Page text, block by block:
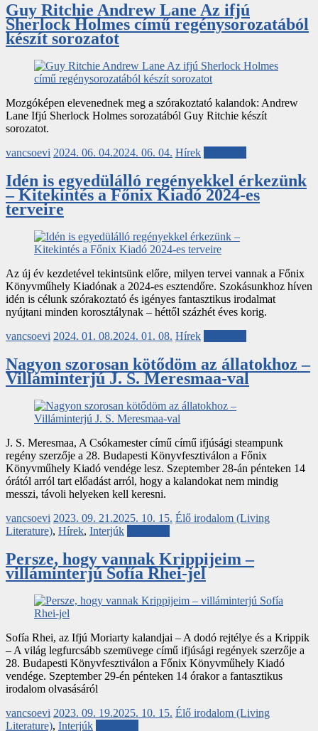
Guy Ritchie Andrew Lane Az ifjú
Sherlock Holmes című regénysorozatából
készít sorozatot
Mozgóképen elevenednek meg a szórakoztató kalandok: Andrew
Lane Ifjú Sherlock Holmes sorozatából Guy Ritchie készít
sorozatot.
vancsoevi 2024. 06. 04.2024. 06. 04. Hírek
Idén is egyedülálló regényekkel érkezünk
– Kitekintés a Főnix Kiadó 2024-es
terveire
Az új év kezdetével tekintsünk előre, milyen tervei vannak a Főnix
Könyvműhely Kiadónak a 2024-es esztendőre. Szokásunkhoz híven
idén is célunk szórakoztató és igényes fantasztikus irodalmat
nyújtani minden korosztálynak – héttől százhét éves korig.
vancsoevi 2024. 01. 08.2024. 01. 08. Hírek
Nagyon szorosan kötődöm az állatokhoz –
Villáminterjú J. S. Meresmaa-val
J. S. Meresmaa, A Csókamester című című ifjúsági steampunk
regény szerzője a 28. Budapesti Könyvfesztiválon a Főnix
Könyvműhely Kiadó vendége lesz. Szeptember 28-án pénteken 14
órától arról tart előadást arról, hogy a kalandokat nem mindig
messzi, távoli helyeken kell keresni.
vancsoevi 2023. 09. 21.2025. 10. 15. Élő irodalom (Living
Literature), Hírek, Interjúk
Persze, hogy vannak Krippijeim –
villáminterjú Sofía Rhei-jel
Sofía Rhei, az Ifjú Moriarty kalandjai – A dodó rejtélye és a Krippik
– A világ legfurcsább szemüvege című ifjúsági regények szerzője a
28. Budapesti Könyvfesztiválon a Főnix Könyvműhely Kiadó
vendége. Szeptember 29-én pénteken 14 órakor a fantasztikus
irodalom olvasásáról
vancsoevi 2023. 09. 19.2025. 10. 15. Élő irodalom (Living
Literature), Interjúk